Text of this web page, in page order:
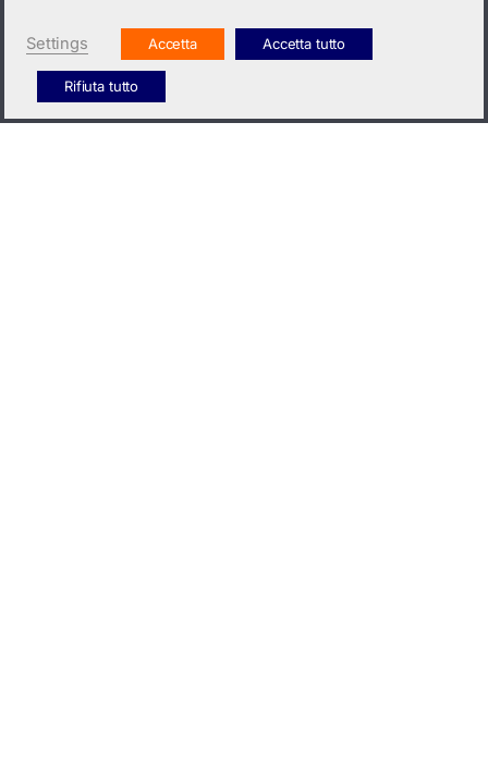
Settings Accetta Accetta tutto
Rifiuta tutto